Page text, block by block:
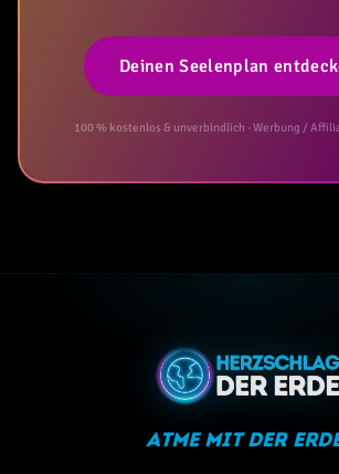
Deinen Seelenplan
100 % kostenlos & unverbindlich · Werbung /
Atme mit der